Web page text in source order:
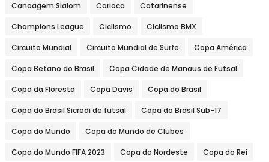
Canoagem Slalom Carioca Catarinense
Champions League Ciclismo Ciclismo BMX
Circuito Mundial Circuito Mundial de Surfe Copa América
Copa Betano do Brasil Copa Cidade de Manaus de Futsal
Copa da Floresta Copa Davis Copa do Brasil
Copa do Brasil Sicredi de futsal Copa do Brasil Sub-17
Copa do Mundo Copa do Mundo de Clubes
Copa do Mundo FIFA 2023 Copa do Nordeste Copa do Rei